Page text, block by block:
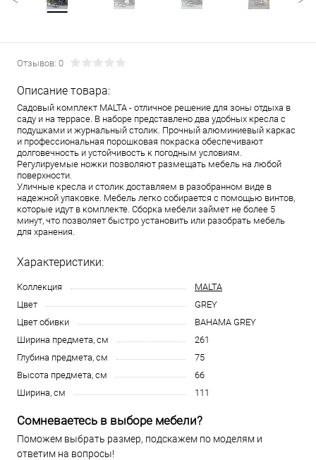
Отзывов: 0
Описание товара:
Садовый комплект MALTA - отличное решение для зоны отдыха в
саду и на террасе. В наборе представлено два удобных кресла с
подушками и журнальный столик. Прочный алюминиевый каркас
и профессиональная порошковая покраска обеспечивают
долговечность и устойчивость к погодным условиям.
Регулируемые ножки позволяют размещать мебель на любой
поверхности.
Уличные кресла и столик доставляем в разобранном виде в
надежной упаковке. Мебель легко собирается с помощью винтов,
которые идут в комплекте. Сборка мебели займет не более 5
минут, что позволяет быстро установить или разобрать мебель
для хранения.
Характеристики:
Коллекция
MALTA
Цвет
GREY
Цвет обивки
BAHAMA GREY
Ширина предмета, см
261
Глубина предмета, см
75
Высота предмета, см
66
Ширина, см
111
Сомневаетесь в выборе мебели?
Поможем выбрать размер, подскажем по моделям и
ответим на вопросы!